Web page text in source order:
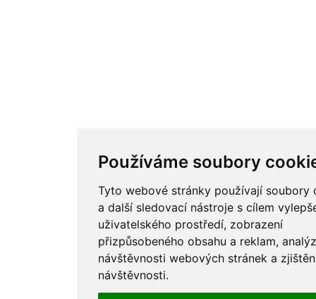
Používáme soubory
Tyto webové stránky používají soubory
a další sledovací nástroje s cílem
uživatelského prostředí, zobrazení
přizpůsobeného obsahu a reklam,
návštěvnosti webových stránek a
návštěvnosti.